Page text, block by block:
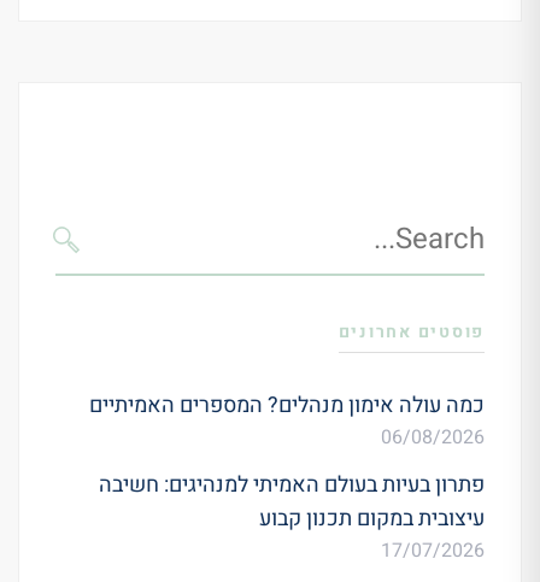
Search
for:
פוסטים אחרונים
כמה עולה אימון מנהלים? המספרים האמיתיים
06/08/2026
פתרון בעיות בעולם האמיתי למנהיגים: חשיבה
עיצובית במקום תכנון קבוע
17/07/2026